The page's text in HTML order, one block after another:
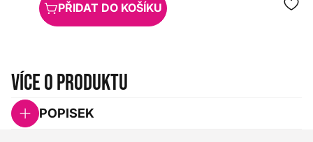
PŘIDAT DO KOŠÍKU
Více o produktu
POPISEK